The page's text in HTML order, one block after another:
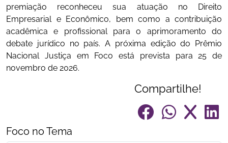
premiação reconheceu sua atuação no Direito
Empresarial e Econômico, bem como a contribuição
acadêmica e profissional para o aprimoramento do
debate jurídico no país. A próxima edição do Prêmio
Nacional Justiça em Foco está prevista para 25 de
novembro de 2026.
Compartilhe!
Foco no Tema